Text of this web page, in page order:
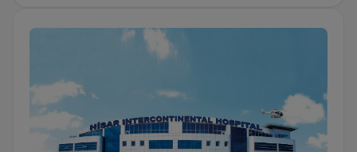
лечения. Операции проводятся в полностью
аккредитованной больнице с круглосуточной
иностранных пациентов приезжают из США,
Канады и Великобритании.